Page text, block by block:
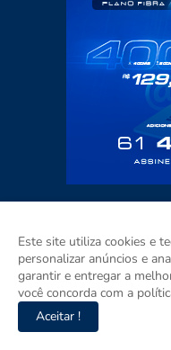
Este site utiliza cookies e
personalizar anúncios e
garantir e entregar a
você concorda com a
Aceitar !